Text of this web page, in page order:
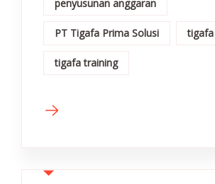
penyusunan anggaran
PT Tigafa Prima Solusi tigafa
tigafa training